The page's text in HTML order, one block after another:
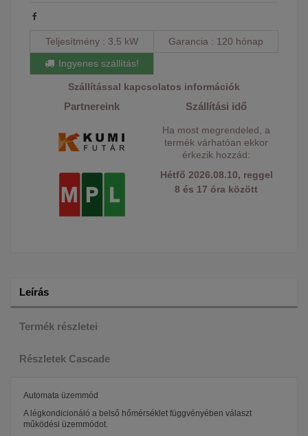
Teljesítmény 3,5 kW Garancia
120 hónap
Ingyenes szállítás!
Szállítással kapcsolatos információk
Partnereink Szállítási idő
Ha most megrendeled, a
termék várhatóan ekkor
érkezik hozzád:
Hétfő 2026.08.10, reggel
8 és 17 óra között
Leírás
Termék részletei
Részletek Cascade
Automata üzemmód
A légkondicionáló a belső hőmérséklet függvényében választ
működési üzemmódot.